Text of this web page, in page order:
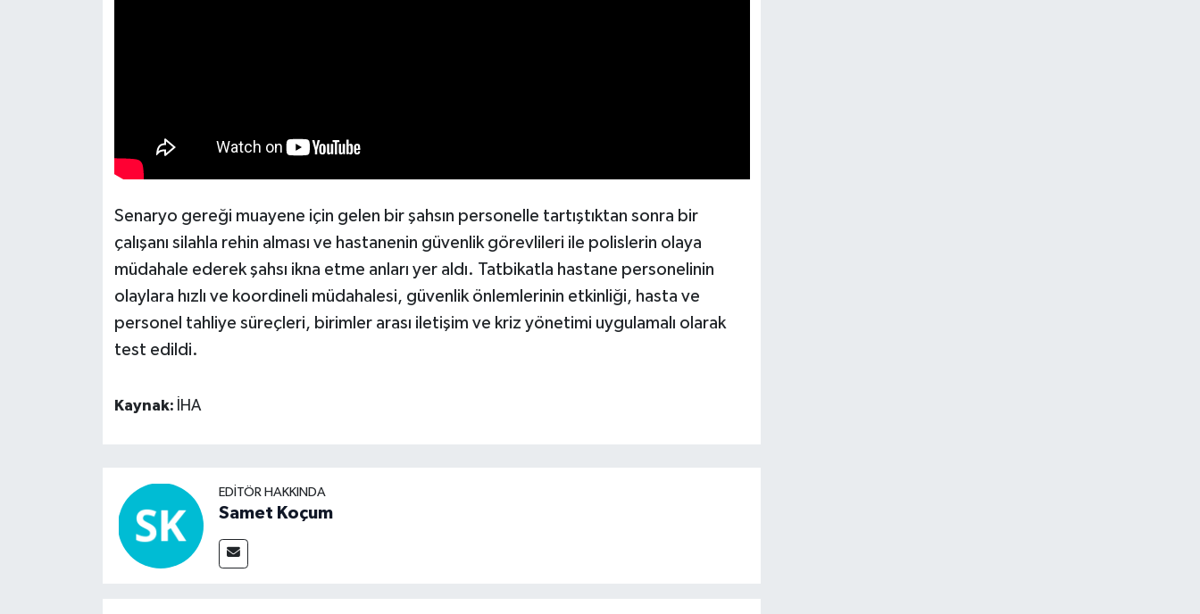
Senaryo gereği muayene için gelen bir şahsın personelle tartıştıktan sonra bir
çalışanı silahla rehin alması ve hastanenin güvenlik görevlileri ile polislerin olaya
müdahale ederek şahsı ikna etme anları yer aldı. Tatbikatla hastane personelinin
olaylara hızlı ve koordineli müdahalesi, güvenlik önlemlerinin etkinliği, hasta ve
personel tahliye süreçleri, birimler arası iletişim ve kriz yönetimi uygulamalı olarak
test edildi.
Kaynak: İHA
EDITÖR HAKKINDA
Samet Koçum